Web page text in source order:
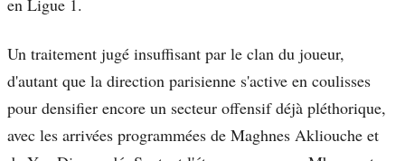
en Ligue 1.
Un traitement jugé insuffisant par le clan du joueur,
d'autant que la direction parisienne s'active en coulisses
pour densifier encore un secteur offensif déjà pléthorique,
avec les arrivées programmées de Maghnes Akliouche et